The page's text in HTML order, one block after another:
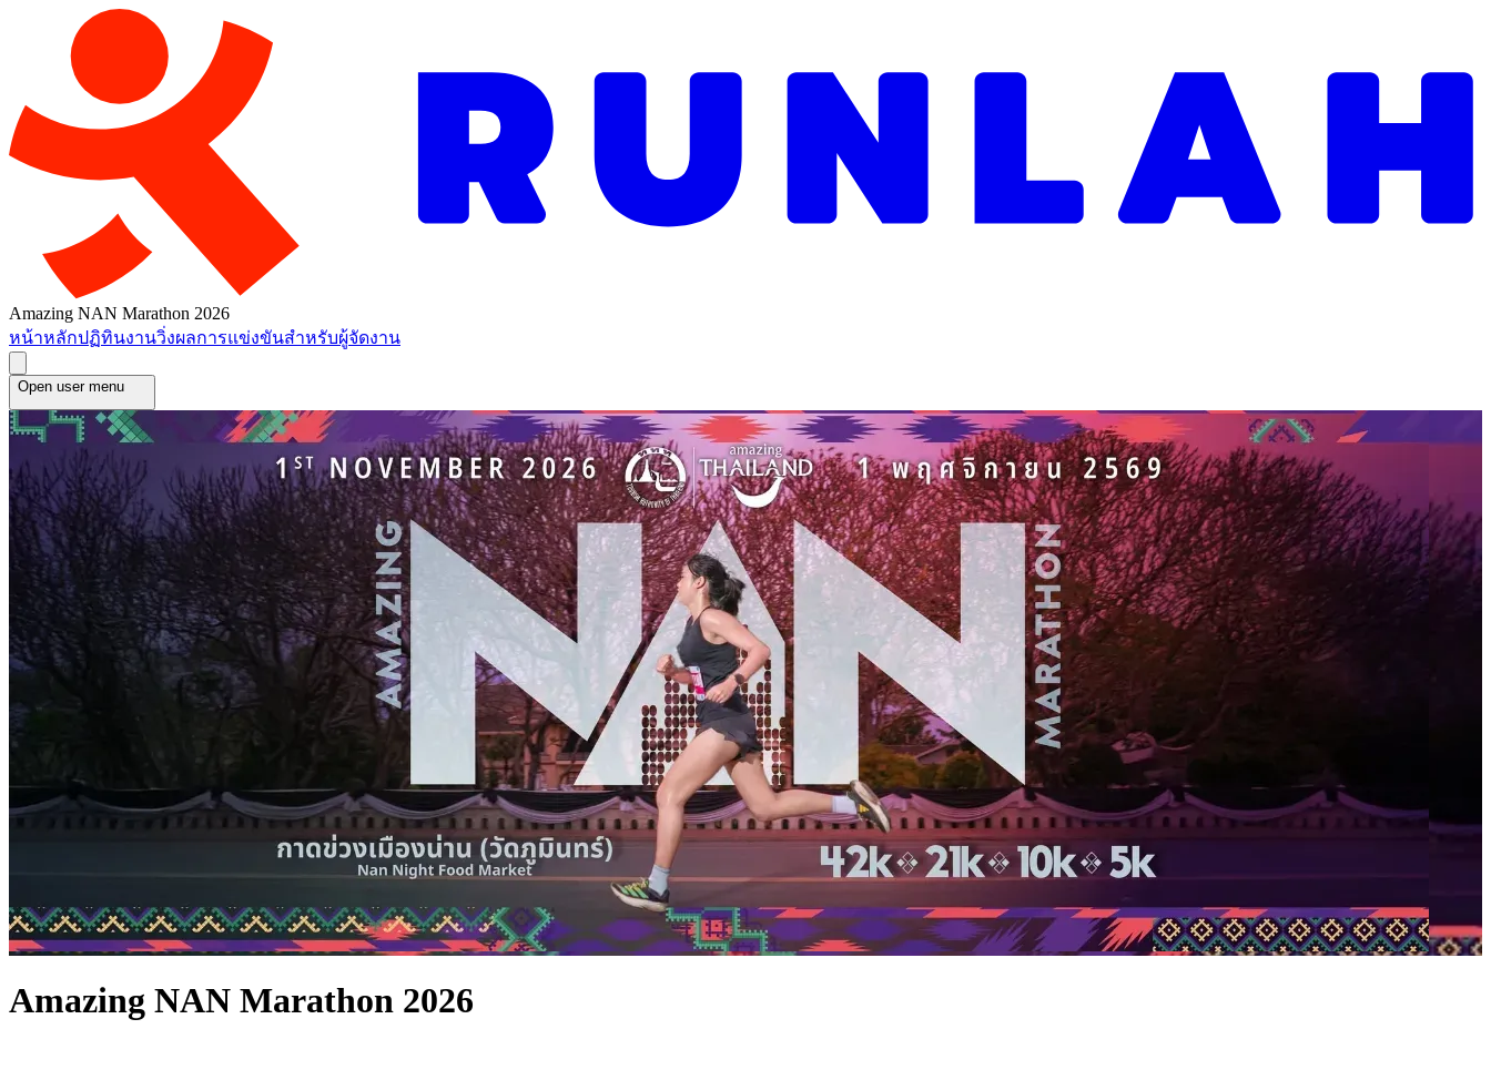
Amazing NAN Marathon 2026
หน้าหลักปฏิทินงานวิ่งผลการแข่งขันสำหรับผู้จัดงาน
Open user menu
Amazing NAN Marathon 2026